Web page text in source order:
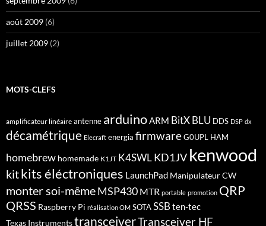
août 2009 (6)
juillet 2009 (2)
MOTS-CLEFS
amplificateur linéaire antenne arduinoARM BitX BLU DDS DSP dx
décamétrique Elecraft energia firmwareG0UPL HAM
homebrew homemade K1JT K4SWL KD1JV kenwood
kitkits éléctroniques LaunchPad Manipulateur CW
monter soi-mêmeMSP430 MTR portable promotion QRP
QRSS Raspberry Pi réalisation OM SOTASSB ten-tec
Texas InstrumentstransceiverTransceiver HF